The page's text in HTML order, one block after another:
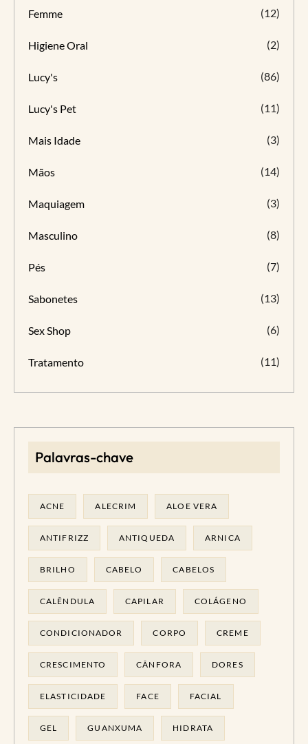
Femme (12)
Higiene Oral (2)
Lucy's (86)
Lucy's Pet (11)
Mais Idade (3)
Mãos (14)
Maquiagem (3)
Masculino (8)
Pés (7)
Sabonetes (13)
Sex Shop (6)
Tratamento (11)
Palavras-chave
ACNE ALECRIM ALOE VERA
ANTIFRIZZ ANTIQUEDA ARNICA
BRILHO CABELO CABELOS
CALÊNDULA CAPILAR COLÁGENO
CONDICIONADOR CORPO CREME
CRESCIMENTO CÂNFORA DORES
ELASTICIDADE FACE FACIAL
GEL GUANXUMA HIDRATA